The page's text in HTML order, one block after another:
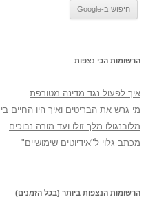
הרשומות הכי נצפות
איך לפעול נגד מדינה מטורפת
מי גרש את הבריטים ואיך היו החיים
מלובנגולו מלך זולו ועד מורה נבוכים
מכתב גלוי ל"אידיוטים שימושיים"
הרשומות הנצפות ביותר (בכל הזמנים)